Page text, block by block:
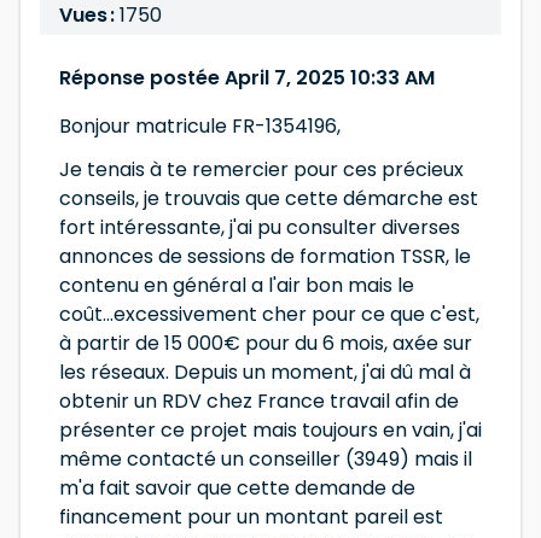
Vues :1750
Réponse postée April 7, 2025 10:33 AM
Bonjour matricule FR-1354196,
Je tenais à te remercier pour ces précieux
conseils, je trouvais que cette démarche est
fort intéressante, j'ai pu consulter diverses
annonces de sessions de formation TSSR, le
contenu en général a l'air bon mais le
coût...excessivement cher pour ce que c'est,
à partir de 15 000€ pour du 6 mois, axée sur
les réseaux. Depuis un moment, j'ai dû mal à
obtenir un RDV chez France travail afin de
présenter ce projet mais toujours en vain, j'ai
même contacté un conseiller (3949) mais il
m'a fait savoir que cette demande de
financement pour un montant pareil est